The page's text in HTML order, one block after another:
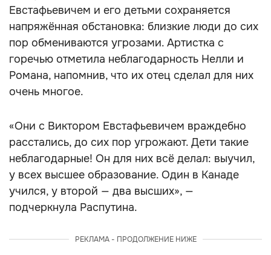
Евстафьевичем и его детьми сохраняется
напряжённая обстановка: близкие люди до сих
пор обмениваются угрозами. Артистка с
горечью отметила неблагодарность Нелли и
Романа, напомнив, что их отец сделал для них
очень многое.
«Они с Виктором Евстафьевичем враждебно
расстались, до сих пор угрожают. Дети такие
неблагодарные! Он для них всё делал: выучил,
у всех высшее образование. Один в Канаде
учился, у второй — два высших», —
подчеркнула Распутина.
РЕКЛАМА - ПРОДОЛЖЕНИЕ НИЖЕ